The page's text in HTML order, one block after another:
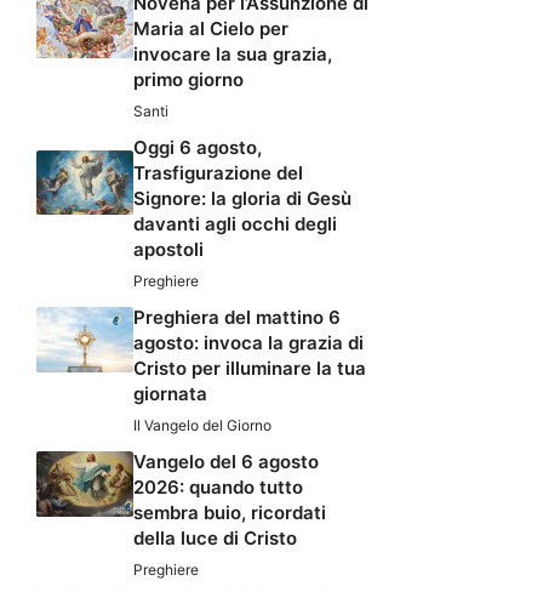
Maria al Cielo per
invocare la sua grazia,
primo giorno
Santi
Oggi 6 agosto,
Trasfigurazione del
Signore: la gloria di Gesù
davanti agli occhi degli
apostoli
Preghiere
Preghiera del mattino 6
agosto: invoca la grazia di
Cristo per illuminare la tua
giornata
Il Vangelo del Giorno
Vangelo del 6 agosto
2026: quando tutto
sembra buio, ricordati
della luce di Cristo
Preghiere